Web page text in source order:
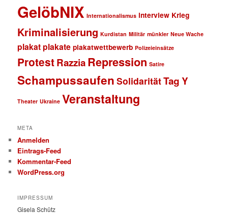
GelöbNIX Internationalismus interview Krieg
Kriminalisierung Kurdistan Militär münkler Neue Wache
plakat plakate plakatwettbewerb Polizeieinsätze
ProtestRazziaRepression Satire
Schampussaufen SolidaritätTag Y
Theater Ukraine Veranstaltung
META
Anmelden
Eintrags-Feed
Kommentar-Feed
WordPress.org
IMPRESSUM
Gisela Schütz